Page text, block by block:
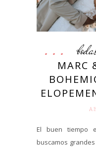
MARC
El buen tiempo
buscamos